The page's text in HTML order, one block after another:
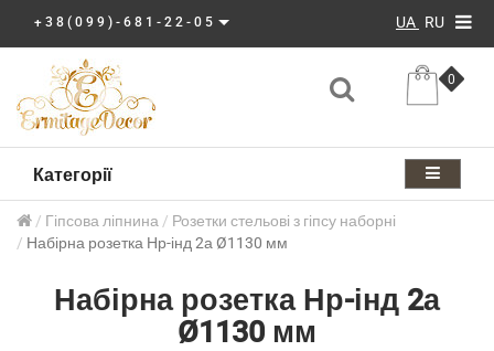
+38(099)-681-22-05 UA RU
0
Категорії
Гіпсова ліпнина
Розетки стельові з гіпсу наборні
Набірна розетка Нр-інд 2а Ø1130 мм
Набірна розетка Нр-інд 2а
Ø1130 мм